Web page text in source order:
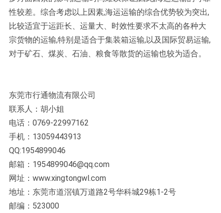
性较差。综合考虑以上因素,海运运输的综合优势较为突出,
比较适宜于运距长、运量大、时效性要求不太高的各种大
宗货物的运输,特别是适合于集装箱运输,以及国际贸易运输,
对于矿石、煤炭、石油、粮食等散货的运输也较为适合。
东莞市行通物流有限公司
联系人：胡小姐
电话：0769-22997162
手机：13059443913
QQ:1954899046
邮箱：1954899046@qq.com
网址：www.xingtongwl.com
地址：东莞市道滘镇万道路2号华科城29栋1-2号
邮编：523000